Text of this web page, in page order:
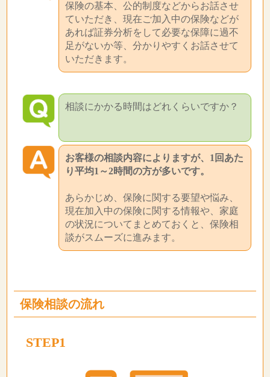
保険の基本、公的制度などからお話させ
ていただき、現在ご加入中の保険などが
あれば証券分析をして必要な保障に過不
足がないか等、分かりやすくお話させて
いただきます。
相談にかかる時間はどれくらいですか？
お客様の相談内容によりますが、1回あた
り平均1～2時間の方が多いです。
あらかじめ、保険に関する要望や悩み、
現在加入中の保険に関する情報や、家庭
の状況についてまとめておくと、保険相
談がスムーズに進みます。
保険相談の流れ
STEP1